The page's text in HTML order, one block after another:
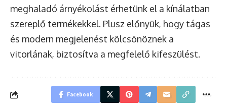
meghaladó árnyékolást érhetünk el a kínálatban
szereplő termékekkel. Plusz előnyük, hogy tágas
és modern megjelenést kölcsönöznek a
vitorlának, biztosítva a megfelelő kifeszülést.
Facebook